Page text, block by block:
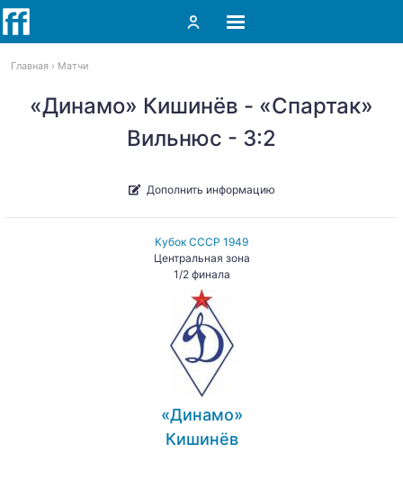
Главная Матчи
«Динамо» Кишинёв - «Спартак»
Вильнюс - 3:2
Дополнить информацию
Кубок СССР 1949
Центральная зона
1/2 финала
«Динамо»
Кишинёв